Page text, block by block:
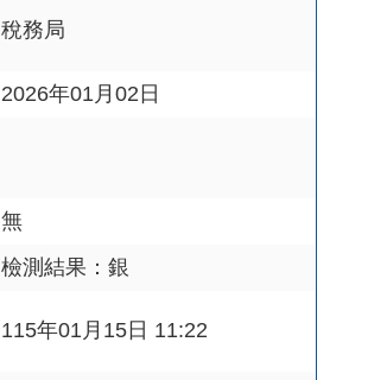
稅務局
2026年01月02日
無
檢測結果：銀
115年01月15日 11:22